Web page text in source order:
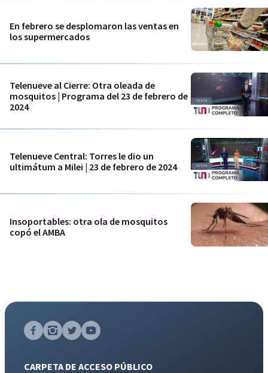
En febrero se desplomaron las ventas en
los supermercados
Telenueve al Cierre: Otra oleada de
mosquitos | Programa del 23 de febrero de
2024
Telenueve Central: Torres le dio un
ultimátum a Milei | 23 de febrero de 2024
Insoportables: otra ola de mosquitos
copó el AMBA
CARPETA DE ACCESO PÚBLICO